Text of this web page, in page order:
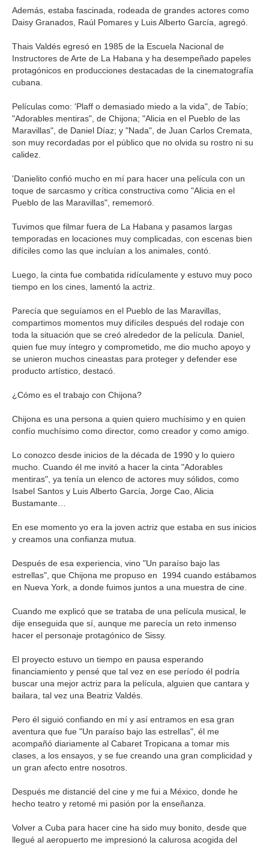
Además, estaba fascinada, rodeada de grandes actores como
Daisy Granados, Raúl Pomares y Luis Alberto García, agregó.
Thais Valdés egresó en 1985 de la Escuela Nacional de
Instructores de Arte de La Habana y ha desempeñado papeles
protagónicos en producciones destacadas de la cinematografía
cubana.
Películas como: 'Plaff o demasiado miedo a la vida", de Tabío;
"Adorables mentiras", de Chijona; "Alicia en el Pueblo de las
Maravillas", de Daniel Díaz; y "Nada", de Juan Carlos Cremata,
son muy recordadas por el público que no olvida su rostro ni su
calidez.
'Danielito confió mucho en mí para hacer una película con un
toque de sarcasmo y crítica constructiva como "Alicia en el
Pueblo de las Maravillas", rememoró.
Tuvimos que filmar fuera de La Habana y pasamos largas
temporadas en locaciones muy complicadas, con escenas bien
difíciles como las que incluían a los animales, contó.
Luego, la cinta fue combatida ridículamente y estuvo muy poco
tiempo en los cines, lamentó la actriz.
Parecía que seguíamos en el Pueblo de las Maravillas,
compartimos momentos muy difíciles después del rodaje con
toda la situación que se creó alrededor de la película. Daniel,
quien fue muy íntegro y comprometido, me dio mucho apoyo y
se unieron muchos cineastas para proteger y defender ese
producto artístico, destacó.
¿Cómo es el trabajo con Chijona?
Chijona es una persona a quien quiero muchísimo y en quien
confío muchísimo como director, como creador y como amigo.
Lo conozco desde inicios de la década de 1990 y lo quiero
mucho. Cuando él me invitó a hacer la cinta "Adorables
mentiras", ya tenía un elenco de actores muy sólidos, como
Isabel Santos y Luis Alberto García, Jorge Cao, Alicia
Bustamante…
En ese momento yo era la joven actriz que estaba en sus inicios
y creamos una confianza mutua.
Después de esa experiencia, vino "Un paraíso bajo las
estrellas", que Chijona me propuso en 1994 cuando estábamos
en Nueva York, a donde fuimos juntos a una muestra de cine.
Cuando me explicó que se trataba de una película musical, le
dije enseguida que sí, aunque me parecía un reto inmenso
hacer el personaje protagónico de Sissy.
El proyecto estuvo un tiempo en pausa esperando
financiamiento y pensé que tal vez en ese período él podría
buscar una mejor actriz para la película, alguien que cantara y
bailara, tal vez una Beatriz Valdés.
Pero él siguió confiando en mí y así entramos en esa gran
aventura que fue "Un paraíso bajo las estrellas", él me
acompañó diariamente al Cabaret Tropicana a tomar mis
clases, a los ensayos, y se fue creando una gran complicidad y
un gran afecto entre nosotros.
Después me distancié del cine y me fui a México, donde he
hecho teatro y retomé mi pasión por la enseñanza.
Volver a Cuba para hacer cine ha sido muy bonito, desde que
llegué al aeropuerto me impresionó la calurosa acogida del